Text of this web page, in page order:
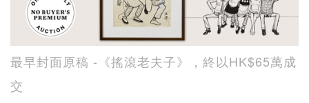
最早封面原稿 -《搖滾老夫子》，終以HK$65萬成
交